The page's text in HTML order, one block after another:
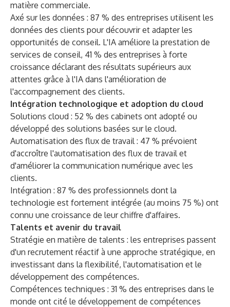
matière commerciale.
Axé sur les données : 87 % des entreprises utilisent les
données des clients pour découvrir et adapter les
opportunités de conseil. L'IA améliore la prestation de
services de conseil, 41 % des entreprises à forte
croissance déclarant des résultats supérieurs aux
attentes grâce à l'IA dans l'amélioration de
l'accompagnement des clients.
Intégration technologique et adoption du cloud
Solutions cloud : 52 % des cabinets ont adopté ou
développé des solutions basées sur le cloud.
Automatisation des flux de travail : 47 % prévoient
d'accroître l'automatisation des flux de travail et
d'améliorer la communication numérique avec les
clients.
Intégration : 87 % des professionnels dont la
technologie est fortement intégrée (au moins 75 %) ont
connu une croissance de leur chiffre d'affaires.
Talents et avenir du travail
Stratégie en matière de talents : les entreprises passent
d'un recrutement réactif à une approche stratégique, en
investissant dans la flexibilité, l'automatisation et le
développement des compétences.
Compétences techniques : 31 % des entreprises dans le
monde ont cité le développement de compétences